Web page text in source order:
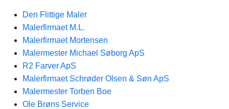
Den Flittige Maler
Malerfirmaet M.L.
Malerfirmaet Mortensen
Malermester Michael Søborg ApS
R2 Farver ApS
Malerfirmaet Schrøder Olsen & Søn ApS
Malermester Torben Boe
Ole Brøns Service